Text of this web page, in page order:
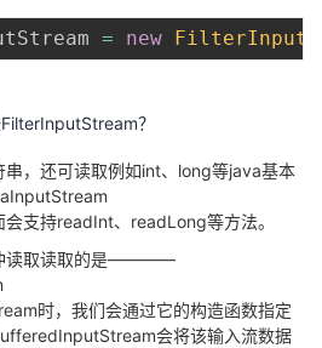
= new
？
串，还可读取例如int、long等java基本
支持readInt、readLong等方法。
读取读取的是————
时，我们会通过它的构造函数指定
会将该输入流数据